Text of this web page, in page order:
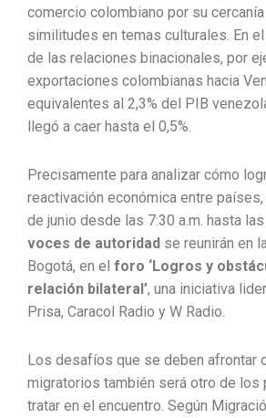
comercio colombiano por su
similitudes en temas culturales. En
de las relaciones binacionales, por
exportaciones colombianas hacia
equivalentes al 2,3% del PIB
llegó a caer hasta el 0,5%.
Precisamente para analizar cómo
reactivación económica entre
de junio desde las 7:30 a.m. hasta las
voces de autoridad se reunirán en
Bogotá, en el foro ‘Logros y
relación bilateral’, una iniciativa
Prisa, Caracol Radio y W Radio.
Los desafíos que se deben afrontar
migratorios también será otro de los
tratar en el encuentro. Según